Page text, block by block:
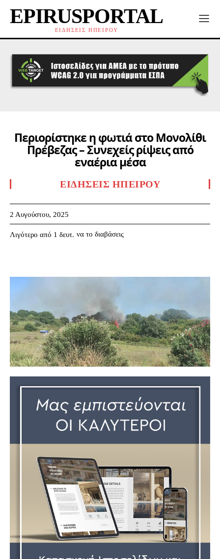
EPIRUSPORTAL
ΕΙΔΗΣΕΙΣ ΗΠΕΙΡΟΥ
Περιορίστηκε η φωτιά στο Μονολίθι
Πρέβεζας – Συνεχείς ρίψεις από
εναέρια μέσα
ΕΙΔΉΣΕΙΣ ΗΠΕΊΡΟΥ
2 Αυγούστου, 2025
Λιγότερο από 1 δευτ. να το διαβάσεις